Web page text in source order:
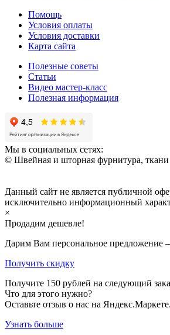
Помощь
Условия оплаты
Условия доставки
Карта сайта
Полезные советы
Статьи
Видео мастер-класс
Полезная информация
Мы в социальных сетях:
© Швейная и шторная фурнитура, ткани
Данный сайт не является публичной
исключительно информационный
×
Продадим дешевле!
Дарим Вам персональное предложение
Получить скидку
Получите 150 рублей на следующий
Что для этого нужно?
Оставьте отзыв о нас на Яндекс.Маркете.
Узнать больше